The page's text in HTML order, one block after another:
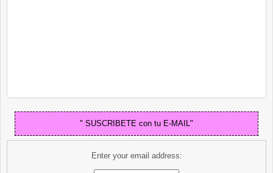
" SUSCRIBETE con tu E-MAIL"
Enter your email address: